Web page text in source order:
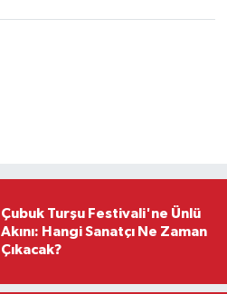
Çubuk Turşu Festivali'ne Ünlü
Akını: Hangi Sanatçı Ne Zaman
Çıkacak?